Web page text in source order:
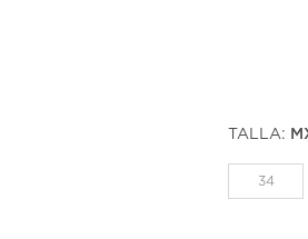
TALLA:
34